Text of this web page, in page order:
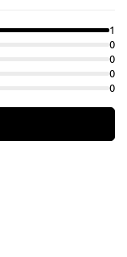
0
0
0
0
1